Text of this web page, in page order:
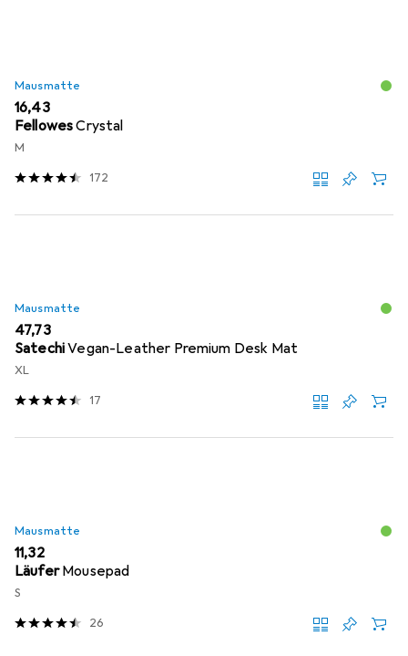
Mausmatte
EUR
16,43
FellowesCrystal
M
172
Mausmatte
EUR
47,73
SatechiVegan-Leather Premium Desk Mat
XL
17
Mausmatte
EUR
11,32
Läufer Mousepad
S
26